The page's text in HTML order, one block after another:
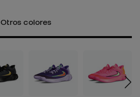
Otros colores